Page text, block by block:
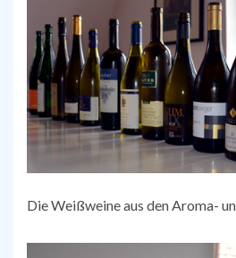
Die Weißweine aus den Aroma-